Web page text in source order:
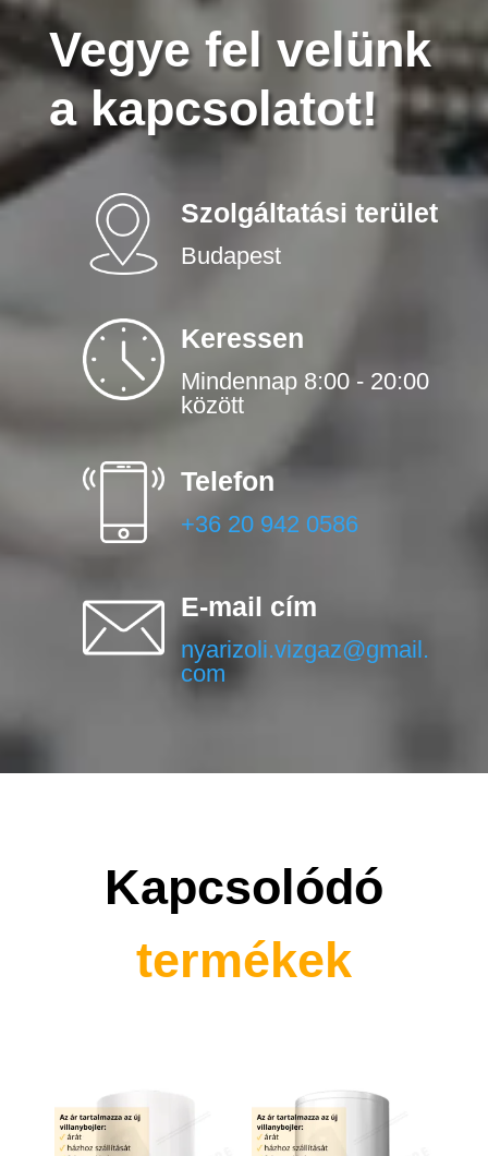
Vegye fel velünk
a kapcsolatot!
Szolgáltatási terület
Budapest
Keressen
Mindennap 8:00 - 20:00
között
Telefon
+36 20 942 0586
E-mail cím
nyarizoli.vizgaz@gmail.
com
Kapcsolódó
termékek